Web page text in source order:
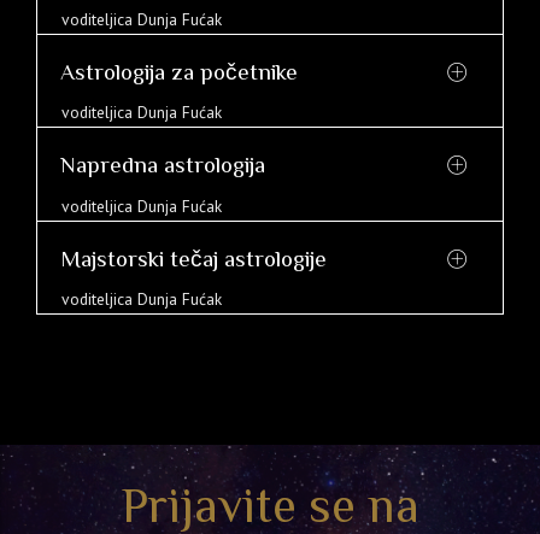
voditeljica Dunja Fućak
Astrologija za početnike
voditeljica Dunja Fućak
Napredna astrologija
voditeljica Dunja Fućak
Majstorski tečaj astrologije
voditeljica Dunja Fućak
Prijavite se na